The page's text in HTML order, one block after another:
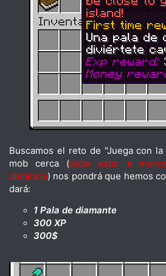
Buscamos el reto de "Juega con
mob cerca (debe estar a
distancia) nos pondrá que hemos
dará:
1 Pala de diamante
300 XP
300$